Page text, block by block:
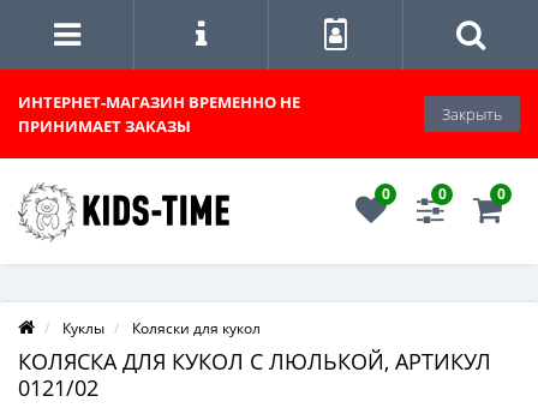
ИНТЕРНЕТ-МАГАЗИН ВРЕМЕННО НЕ
ПРИНИМАЕТ ЗАКАЗЫ
Закрыть
0 0 0
Куклы Коляски для кукол
КОЛЯСКА ДЛЯ КУКОЛ С ЛЮЛЬКОЙ, АРТИКУЛ
0121/02